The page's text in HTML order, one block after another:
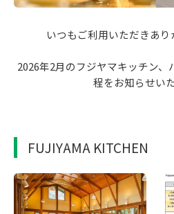
いつもご利用いただきあり
2026年2月のフジヤマキッチン
程をお知らせい
FUJIYAMA KITCHEN